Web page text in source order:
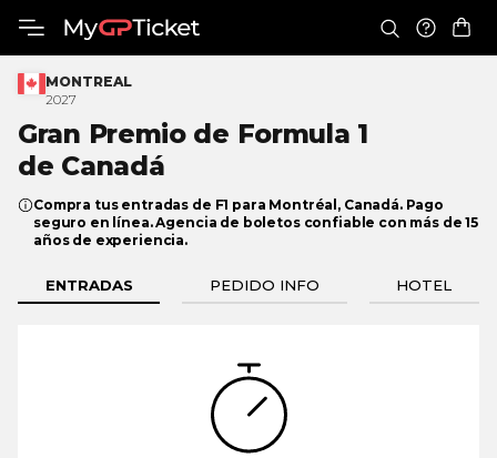
MONTREAL
2027
Gran Premio de Formula 1
de Canadá
Compra tus entradas de F1 para Montréal, Canadá. Pago
seguro en línea. Agencia de boletos confiable con más de 15
años de experiencia.
ENTRADAS PEDIDO INFO HOTEL